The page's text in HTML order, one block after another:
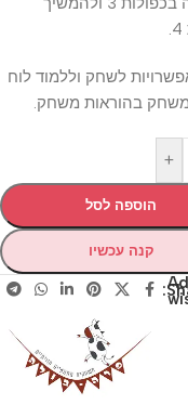
לשחק וללמוד לוח
בהוראות משחק.
+
הוספה לסל
קנה עכשיו